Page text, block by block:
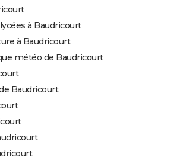
à Baudricourt
à Baudricourt
météo de Baudricourt
Baudricourt